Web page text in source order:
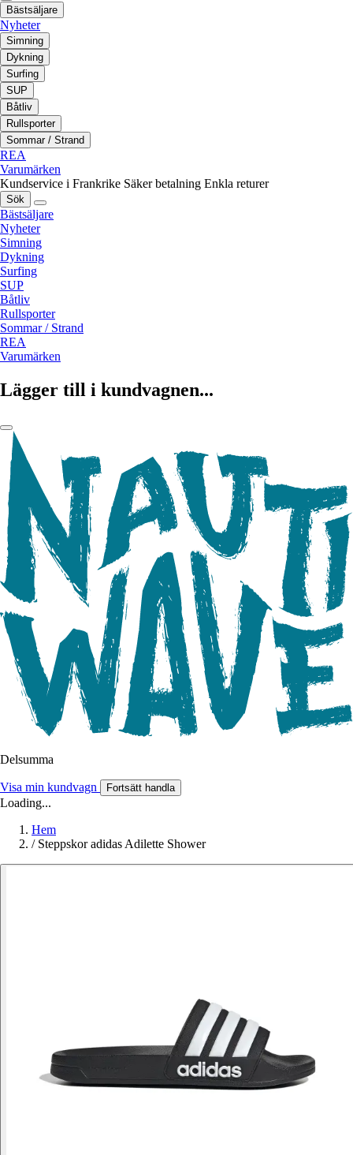
Bästsäljare
Nyheter
Simning
Dykning
Surfing
SUP
Båtliv
Rullsporter
Sommar / Strand
REA
Varumärken
Kundservice i Frankrike Säker betalning Enkla returer
Sök
Bästsäljare
Nyheter
Simning
Dykning
Surfing
SUP
Båtliv
Rullsporter
Sommar / Strand
REA
Varumärken
Lägger till i kundvagnen...
Delsumma
Visa min kundvagn Fortsätt handla
Loading...
Hem
/ Steppskor adidas Adilette Shower